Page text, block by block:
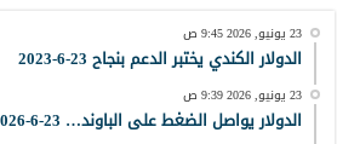
23 يونيو, 2026 9:45 ص
الدولار الكندي يختبر الدعم بنجاح 23-6-2023
23 يونيو, 2026 9:39 ص
الدولار يواصل الضغط على الباوند… 23-6-2026